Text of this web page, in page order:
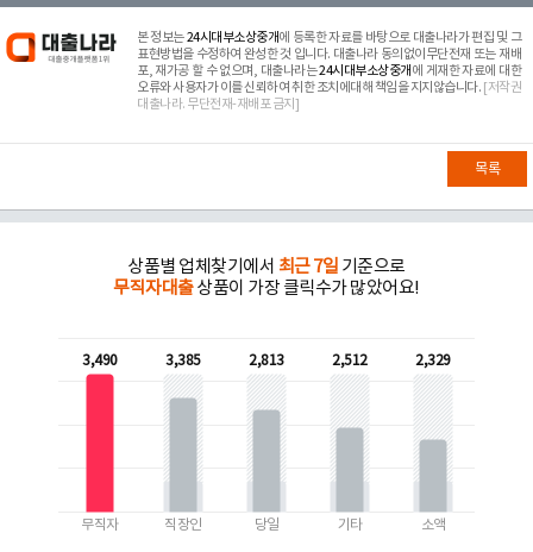
본 정보는24시대부소상중개에 등록한 자료를 바탕으로 대출나라가 편집 및 그
표현방법을 수정하여 완성한 것 입니다. 대출나라 동의없이무단전재 또는 재배
포, 재가공 할 수 없으며, 대출나라는24시대부소상중개 에 게재한 자료에 대한
오류와 사용자가 이를 신뢰하여 취한 조치에대해 책임을 지지않습니다. [저작권
대출나라. 무단전재-재배포 금지]
목록
상품별 업체찾기에서 최근 7일 기준으로
무직자대출상품이 가장 클릭수가 많았어요!
3,490
무직자
3,385
직장인
2,813
당일
2,512
기타
2,329
소액